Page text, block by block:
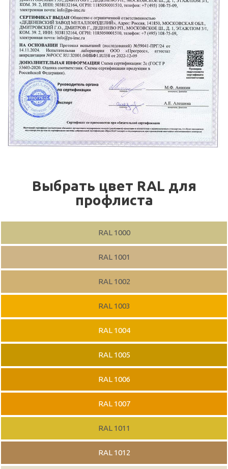
Выбрать цвет RAL для
профлиста
RAL 1000
RAL 1001
RAL 1002
RAL 1003
RAL 1004
RAL 1005
RAL 1006
RAL 1007
RAL 1011
RAL 1012